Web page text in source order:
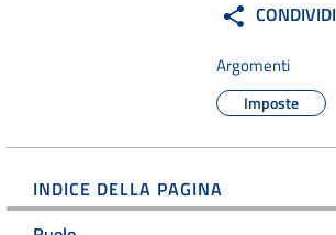
CONDIVIDI
Argomenti
Imposte
INDICE DELLA PAGINA